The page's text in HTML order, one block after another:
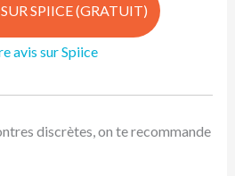
SPIICE (GRATUIT)
avis sur Spiice
discrètes, on te recommande